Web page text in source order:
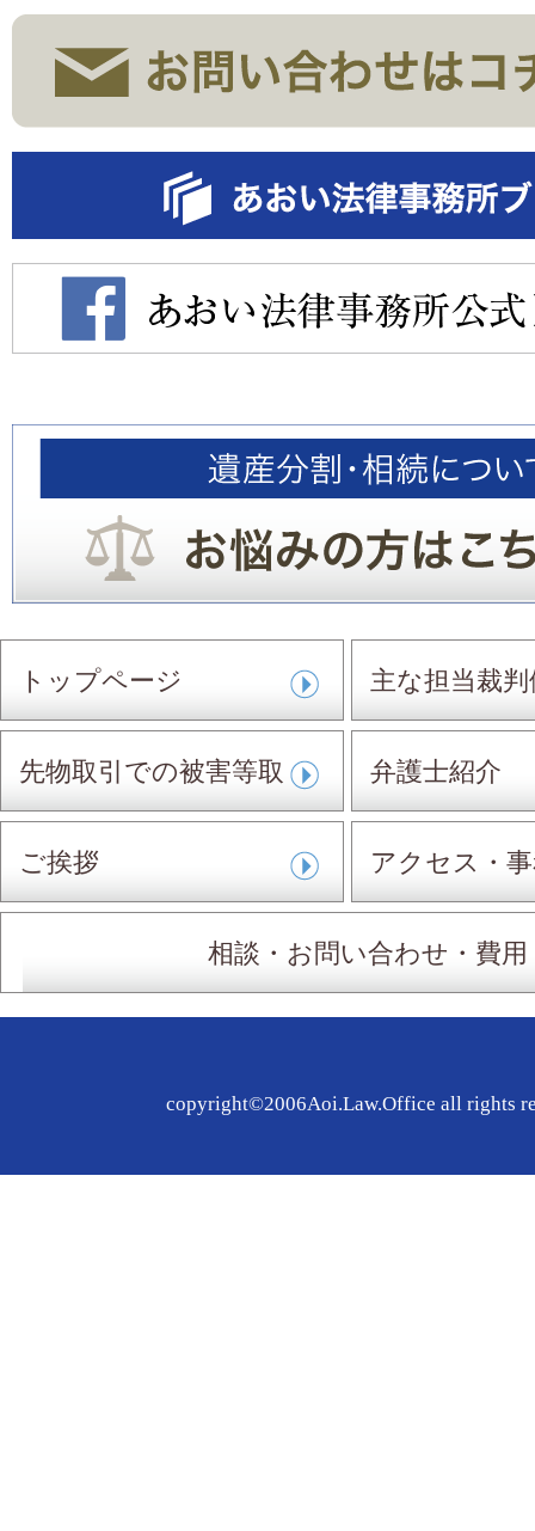
トップページ 主な担当裁判
先物取引での被害等取
扱事件
弁護士紹介
ご挨拶 アクセス・
相談・お問い合わせ・費用
copyright©2006Aoi.Law.Office all rights